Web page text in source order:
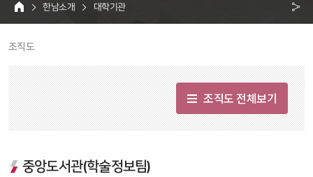
HOME
한남소개 대학기관
유
조직도
조직도 전체보기
중앙도서관(학술정보팀)